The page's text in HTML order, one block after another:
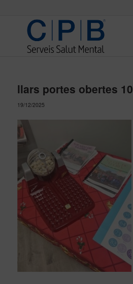
llars portes obertes 10
19/12/2025